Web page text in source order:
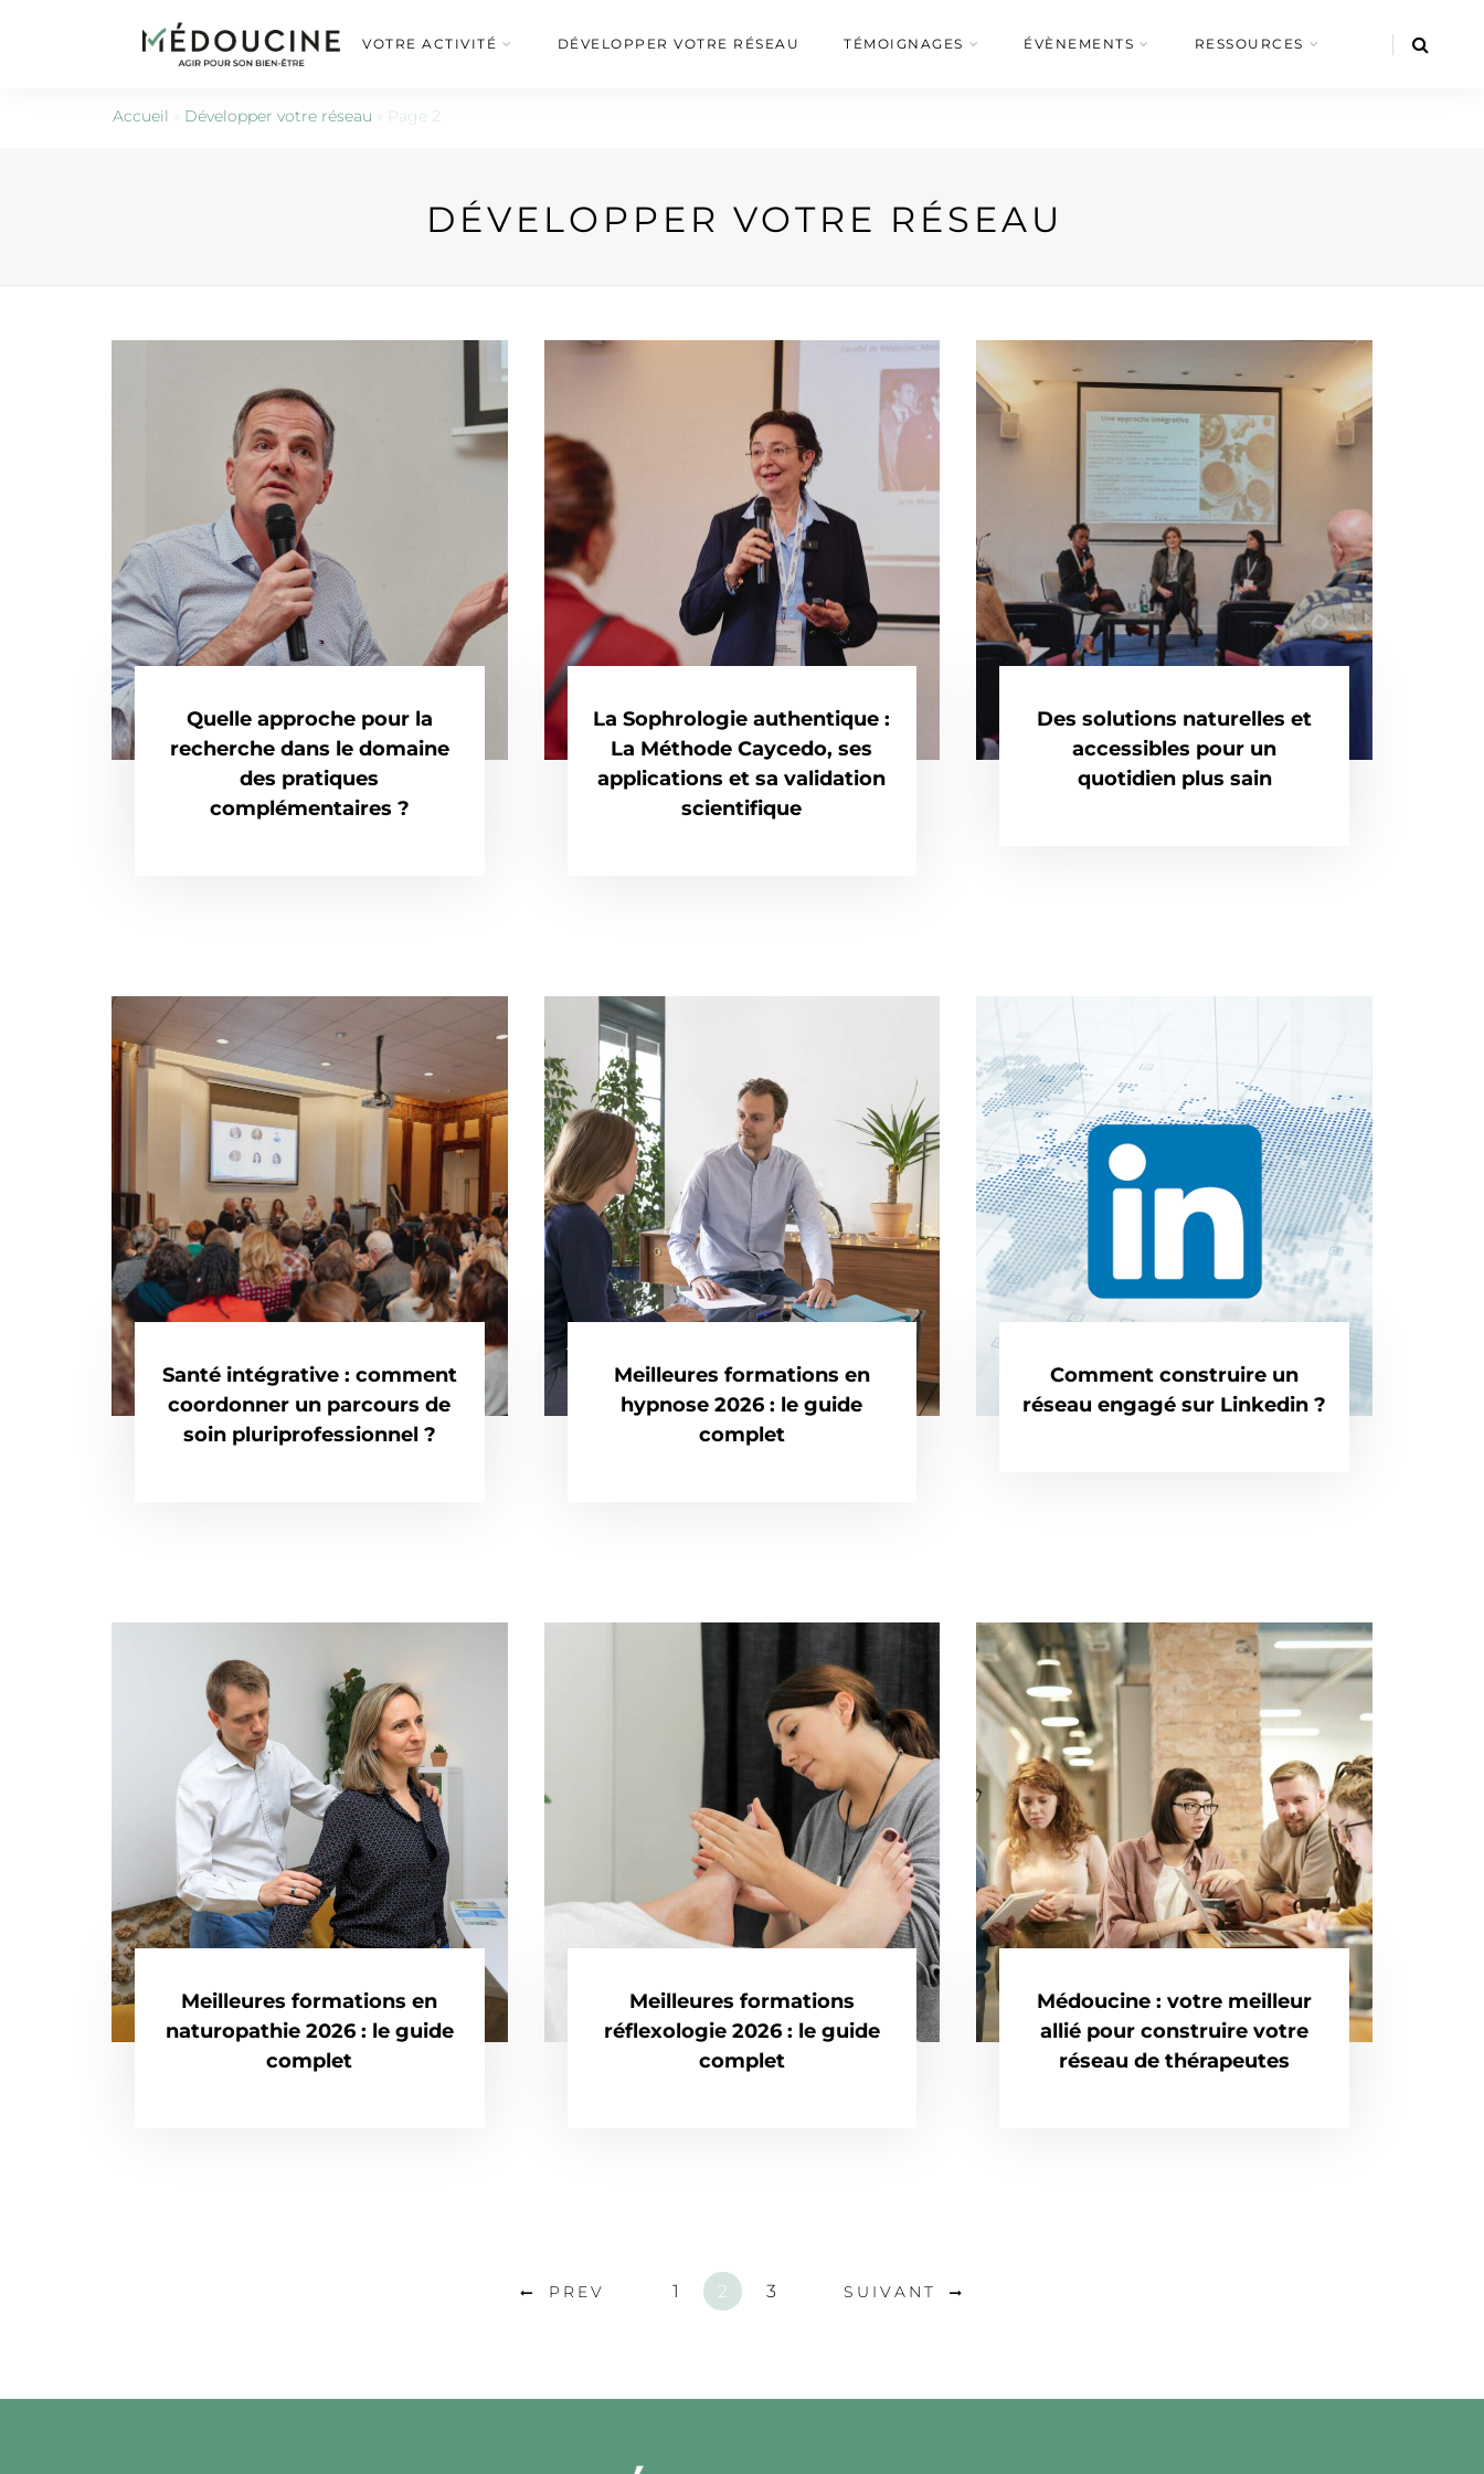
VOTRE ACTIVITÉ DÉVELOPPER VOTRE RÉSEAU TÉMOIGNAGES ÉVÈNEMENTS RESSOURCES
Accueil » Développer votre réseau » Page 2
DÉVELOPPER VOTRE RÉSEAU
Quelle approche pour la
recherche dans le domaine
des pratiques
complémentaires ?
La Sophrologie authentique :
La Méthode Caycedo, ses
applications et sa validation
scientifique
Des solutions naturelles et
accessibles pour un
quotidien plus sain
Santé intégrative : comment
coordonner un parcours de
soin pluriprofessionnel ?
Meilleures formations en
hypnose 2026 : le guide
complet
Comment construire un
réseau engagé sur Linkedin ?
Meilleures formations en
naturopathie 2026 : le guide
complet
Meilleures formations
réflexologie 2026 : le guide
complet
Médoucine : votre meilleur
allié pour construire votre
réseau de thérapeutes
PREV 1 2 3 SUIVANT